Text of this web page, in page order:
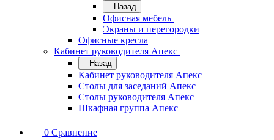
Назад
Офисная мебель
Экраны и перегородки
Офисные кресла
Кабинет руководителя Апекс
Назад
Кабинет руководителя Апекс
Столы для заседаний Апекс
Столы руководителя Апекс
Шкафная группа Апекс
0 Сравнение